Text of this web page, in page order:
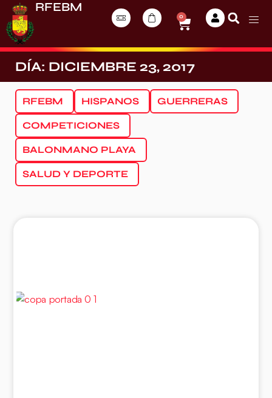
RFEBM
0
DÍA: DICIEMBRE 23, 2017
RFEBM HISPANOS GUERRERAS
COMPETICIONES
BALONMANO PLAYA
SALUD Y DEPORTE